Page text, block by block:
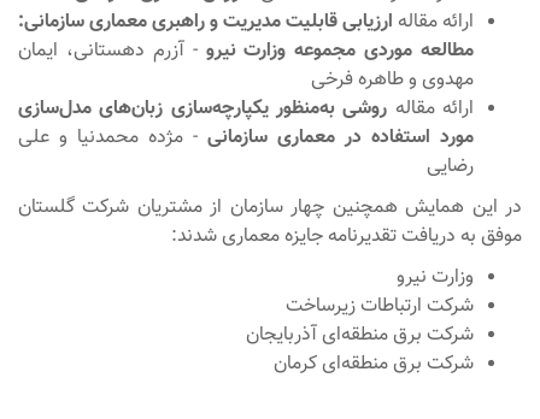
ارائه مقاله ارزیابی قابلیت مدیریت و راهبری معماری سازمانی:
مطالعه موردی مجموعه وزارت نیرو - آزرم دهستانی، ایمان
مهدوی و طاهره فرخی
ارائه مقاله روشی به‌منظور یکپارچه‌سازی زبان‌های مدل‌سازی
مورد استفاده در معماری سازمانی - مژده محمدنیا و علی
رضایی
در این همایش همچنین چهار سازمان از مشتریان شرکت گلستان
موفق به دریافت تقدیرنامه جایزه معماری شدند:
وزارت نیرو
شرکت ارتباطات زیرساخت
شرکت برق منطقه‌ای آذربایجان
شرکت برق منطقه‌ای کرمان